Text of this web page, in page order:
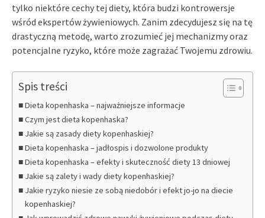
tylko niektóre cechy tej diety, która budzi kontrowersje
wśród ekspertów żywieniowych. Zanim zdecydujesz się na tę
drastyczną metodę, warto zrozumieć jej mechanizmy oraz
potencjalne ryzyko, które może zagrażać Twojemu zdrowiu.
Spis treści
Dieta kopenhaska – najważniejsze informacje
Czym jest dieta kopenhaska?
Jakie są zasady diety kopenhaskiej?
Dieta kopenhaska – jadłospis i dozwolone produkty
Dieta kopenhaska – efekty i skuteczność diety 13 dniowej
Jakie są zalety i wady diety kopenhaskiej?
Jakie ryzyko niesie ze sobą niedobór i efekt jo-jo na diecie
kopenhaskiej?